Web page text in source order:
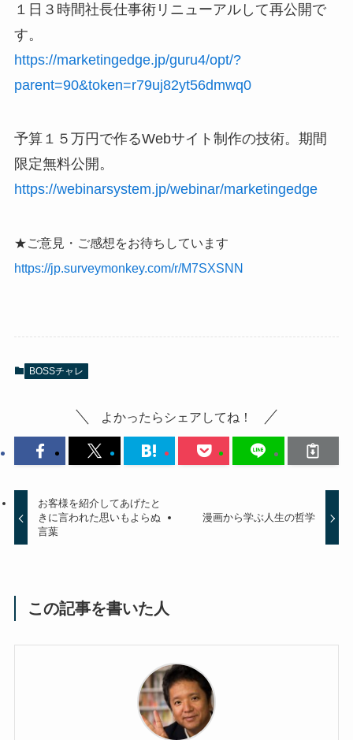
１日３時間社長仕事術リニューアルして再公開で
す。
https://marketingedge.jp/guru4/opt/?
parent=90&token=r79uj82yt56dmwq0
予算１５万円で作るWebサイト制作の技術。期間
限定無料公開。
https://webinarsystem.jp/webinar/marketingedge
★ご意見・ご感想をお待ちしています
https://jp.surveymonkey.com/r/M7SXSNN
BOSSチャレ
よかったらシェアしてね！
お客様を紹介してあげたと
きに言われた思いもよらぬ
言葉
漫画から学ぶ人生の哲学
この記事を書いた人